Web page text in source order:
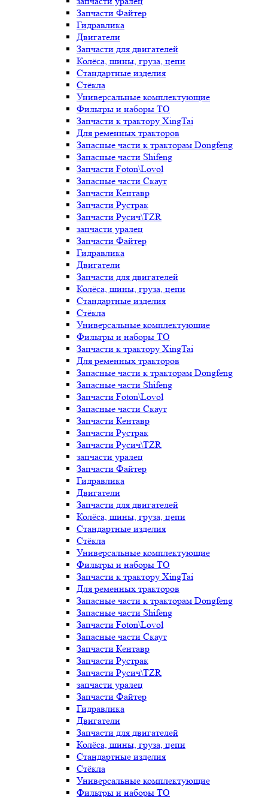
Запчасти Файтер
Гидравлика
Двигатели
Запчасти для двигателей
Колёса, шины, груза, цепи
Стандартные изделия
Стёкла
Универсальные комплектующие
Фильтры и наборы ТО
Запчасти к трактору XingTai
Для ременных тракторов
Запасные части к тракторам Dongfeng
Запасные части Shifeng
Запчасти Foton\Lovol
Запасные части Скаут
Запчасти Кентавр
Запчасти Рустрак
Запчасти Русич\TZR
запчасти уралец
Запчасти Файтер
Гидравлика
Двигатели
Запчасти для двигателей
Колёса, шины, груза, цепи
Стандартные изделия
Стёкла
Универсальные комплектующие
Фильтры и наборы ТО
Запчасти к трактору XingTai
Для ременных тракторов
Запасные части к тракторам Dongfeng
Запасные части Shifeng
Запчасти Foton\Lovol
Запасные части Скаут
Запчасти Кентавр
Запчасти Рустрак
Запчасти Русич\TZR
запчасти уралец
Запчасти Файтер
Гидравлика
Двигатели
Запчасти для двигателей
Колёса, шины, груза, цепи
Стандартные изделия
Стёкла
Универсальные комплектующие
Фильтры и наборы ТО
Запчасти к трактору XingTai
Для ременных тракторов
Запасные части к тракторам Dongfeng
Запасные части Shifeng
Запчасти Foton\Lovol
Запасные части Скаут
Запчасти Кентавр
Запчасти Рустрак
Запчасти Русич\TZR
запчасти уралец
Запчасти Файтер
Гидравлика
Двигатели
Запчасти для двигателей
Колёса, шины, груза, цепи
Стандартные изделия
Стёкла
Универсальные комплектующие
Фильтры и наборы ТО